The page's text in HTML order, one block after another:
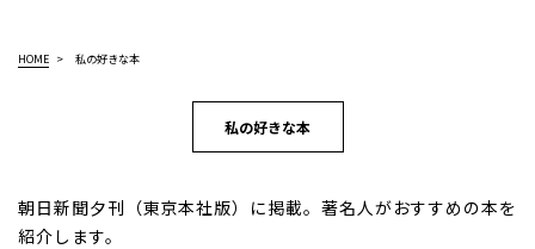
HOME 私の好きな本
私の好きな本
朝日新聞夕刊（東京本社版）に掲載。著名人がおすすめの本を
紹介します。